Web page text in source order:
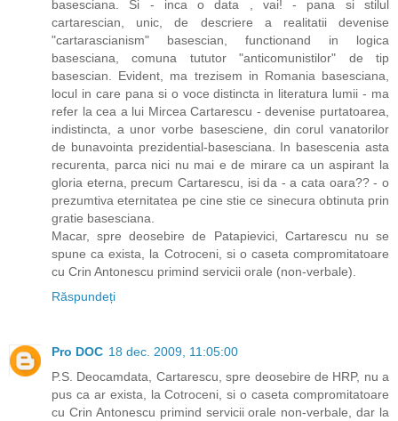
basesciana. Si - inca o data , vai! - pana si stilul
cartarescian, unic, de descriere a realitatii devenise
"cartarascianism" basescian, functionand in logica
basesciana, comuna tututor "anticomunistilor" de tip
basescian. Evident, ma trezisem in Romania basesciana,
locul in care pana si o voce distincta in literatura lumii - ma
refer la cea a lui Mircea Cartarescu - devenise purtatoarea,
indistincta, a unor vorbe basesciene, din corul vanatorilor
de bunavointa prezidential-basesciana. In basescenia asta
recurenta, parca nici nu mai e de mirare ca un aspirant la
gloria eterna, precum Cartarescu, isi da - a cata oara?? - o
prezumtiva eternitatea pe cine stie ce sinecura obtinuta prin
gratie basesciana.
Macar, spre deosebire de Patapievici, Cartarescu nu se
spune ca exista, la Cotroceni, si o caseta compromitatoare
cu Crin Antonescu primind servicii orale (non-verbale).
Răspundeți
Pro DOC 18 dec. 2009, 11:05:00
P.S. Deocamdata, Cartarescu, spre deosebire de HRP, nu a
pus ca ar exista, la Cotroceni, si o caseta compromitatoare
cu Crin Antonescu primind servicii orale non-verbale, dar la